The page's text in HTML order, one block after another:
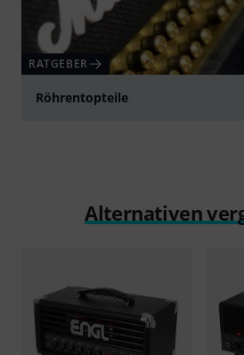
RATGEBER
Röhrentopteile
Alternativen